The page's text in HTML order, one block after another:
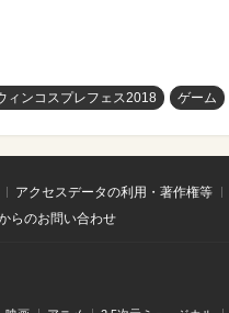
ィンコスプレフェス2018 ゲーム
アクセスデータの利用・著作権等
らのお問い合わせ